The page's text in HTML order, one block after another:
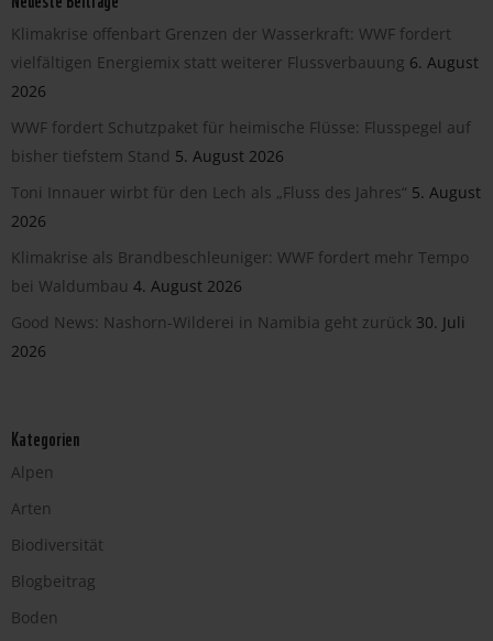
Klimakrise offenbart Grenzen der Wasserkraft: WWF fordert
vielfältigen Energiemix statt weiterer Flussverbauung 6. August
2026
WWF fordert Schutzpaket für heimische Flüsse: Flusspegel auf
bisher tiefstem Stand 5. August 2026
Toni Innauer wirbt für den Lech als „Fluss des Jahres“ 5. August
2026
Klimakrise als Brandbeschleuniger: WWF fordert mehr Tempo
bei Waldumbau 4. August 2026
Good News: Nashorn-Wilderei in Namibia geht zurück 30. Juli
2026
Kategorien
Alpen
Arten
Biodiversität
Blogbeitrag
Boden